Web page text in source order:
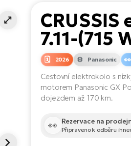
7.11-(715
Panasonic
2026
Cestovní elektrokolo s
motorem Panasonic GX
dojezdem až 170 km.
👀 Rezervace na
Připraveno k odběru